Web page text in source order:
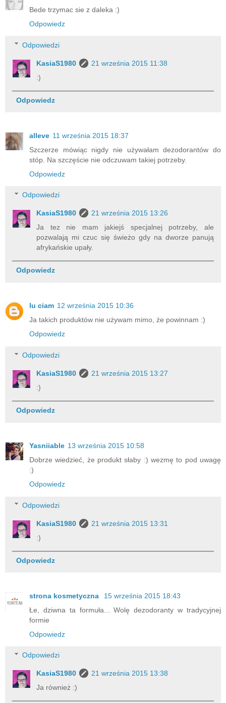
Bede trzymac sie z daleka :)
Odpowiedz
Odpowiedzi
KasiaS1980
21 września 2015 11:38
:)
Odpowiedz
alleve 11 września 2015 18:37
Szczerze mówiąc nigdy nie używałam dezodorantów do
stóp. Na szczęście nie odczuwam takiej potrzeby.
Odpowiedz
Odpowiedzi
KasiaS1980
21 września 2015 13:26
Ja tez nie mam jakiejś specjalnej potrzeby, ale
pozwalają mi czuc się świeżo gdy na dworze panują
afrykańskie upały.
Odpowiedz
lu ciam 12 września 2015 10:36
Ja takich produktów nie używam mimo, że powinnam :)
Odpowiedz
Odpowiedzi
KasiaS1980
21 września 2015 13:27
:)
Odpowiedz
Yasniiable 13 września 2015 10:58
Dobrze wiedzieć, że produkt słaby :) wezmę to pod uwagę
:)
Odpowiedz
Odpowiedzi
KasiaS1980
21 września 2015 13:31
:)
Odpowiedz
strona kosmetyczna
15 września 2015 18:43
Łe, dziwna ta formuła... Wolę dezodoranty w tradycyjnej
formie
Odpowiedz
Odpowiedzi
KasiaS1980
21 września 2015 13:38
Ja również :)